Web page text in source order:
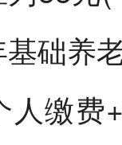
础养
人缴